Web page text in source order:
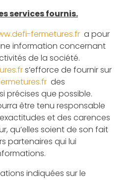
services fournis.
fermetures.fra pour
information concernant
de la société.
s’efforce de fournir sur
des
précises que possible.
être tenu responsable
et des carences
qu’elles soient de son fait
partenaires qui lui
indiquées sur le